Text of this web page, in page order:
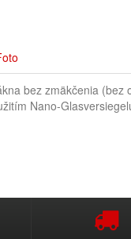
bez zmäkčenia
Nano-